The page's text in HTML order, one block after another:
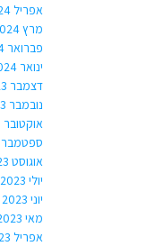
אפריל 2024
מרץ 2024
פברואר 2024
ינואר 2024
דצמבר 2023
נובמבר 2023
אוקטובר 2023
ספטמבר 2023
אוגוסט 2023
יולי 2023
יוני 2023
מאי 2023
אפריל 2023